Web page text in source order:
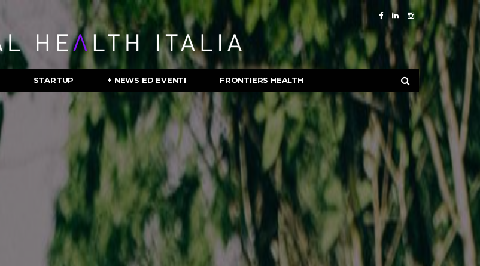
STARTUP + NEWS ED EVENTI FRONTIERS HEALTH